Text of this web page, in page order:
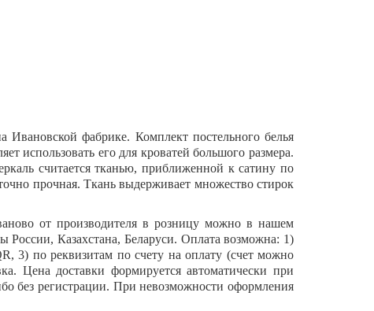
фабрике. Комплект постельного белья
использовать его для кроватей большого размера.
считается тканью, приближенной к сатину по
прочная. Ткань выдерживает множество стирок
от производителя в розницу можно в нашем
Казахстана, Беларуси. Оплата возможна: 1)
, 3) по реквизитам по счету на оплату (счет можно
Цена доставки формируется автоматически при
без регистрации. При невозможности оформления